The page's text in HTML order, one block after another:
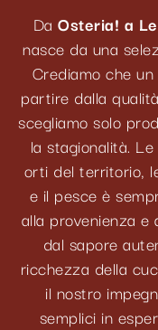
DaOsteria! a
nasce da una
Crediamo che
partire dalla
scegliamo solo
la stagionalità.
orti del territorio,
e il pesce è
alla provenienza
dal sapore
ricchezza della
il nostro
semplici in